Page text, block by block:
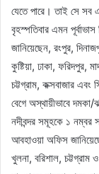
যেতে পারে। তাই সে সব
বৃহস্পতিবার এমন
জানিয়েছেন, রংপুর,
কুষ্টিয়া, ঢাকা, ফরিদপুর,
চট্টগ্রাম, কক্সবাজার এবং
বেগে অস্থায়ীভাবে
নদীবন্দর সমূহকে ১ নম্বর
আবহাওয়া অফিস
খুলনা, বরিশাল, চট্টগ্রাম